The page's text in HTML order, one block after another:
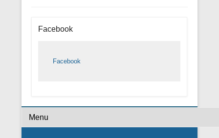
Facebook
Facebook
Footer Menu